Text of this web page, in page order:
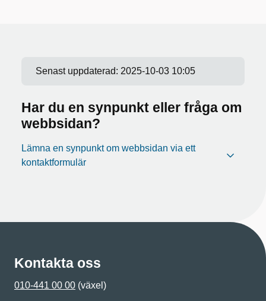
Senast uppdaterad: 2025-10-03 10:05
Har du en synpunkt eller fråga om
webbsidan?
Lämna en synpunkt om webbsidan via ett
kontaktformulär
Kontakta oss
010-441 00 00 (växel)